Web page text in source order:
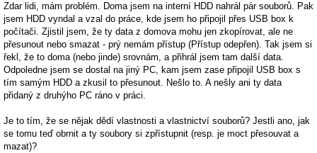
Zdar lidi, mám problém. Doma jsem na interní HDD nahrál pár souborů. Pak
jsem HDD vyndal a vzal do práce, kde jsem ho připojil přes USB box k
počítači. Zjistil jsem, že ty data z domova mohu jen zkopírovat, ale ne
přesunout nebo smazat - prý nemám přístup (Přístup odepřen). Tak jsem si
řekl, že to doma (nebo jinde) srovnám, a přihrál jsem tam další data.
Odpoledne jsem se dostal na jiný PC, kam jsem zase připojil USB box s
tím samým HDD a zkusil to přesunout. Nešlo to. A nešly ani ty data
přidaný z druhýho PC ráno v práci.
Je to tím, že se nějak dědí vlastnosti a vlastnictví souborů? Jestli ano, jak
se tomu teď obrnit a ty soubory si zpřístupnit (resp. je moct přesouvat a
mazat)?